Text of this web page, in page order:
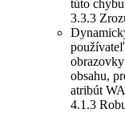
túto
3.3.3
obsahu,
atribút
4.1.3